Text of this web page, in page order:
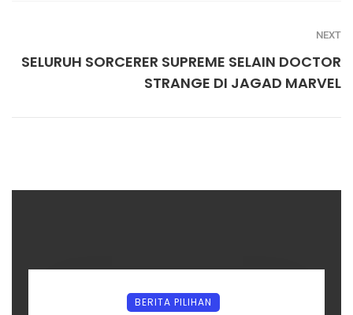
NEXT
SELURUH SORCERER SUPREME SELAIN DOCTOR
STRANGE DI JAGAD MARVEL
BERITA PILIHAN